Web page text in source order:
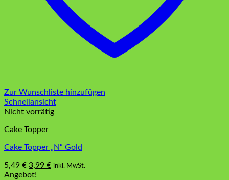
Zur Wunschliste hinzufügen
Schnellansicht
Nicht vorrätig
Cake Topper
Cake Topper „N“ Gold
5,49€ Ursprünglicher
Preis
3,99 €Aktueller
inkl. MwSt.
Angebot!